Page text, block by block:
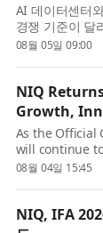
AI 데이터센터
경쟁 기준이 달
반도체 매출은
08월 05일 09:00
NIQ
Growth,
As the Official
will continue
together
08월 04일 15:45
NIQ, IFA